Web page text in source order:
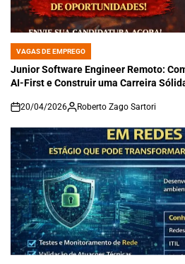
POSTED
IN
VAGAS DE EMPREGO
Junior Software Engineer Remoto:
AI-First e Construir uma Carreira
on
20/04/2026 Roberto Zago Sartori